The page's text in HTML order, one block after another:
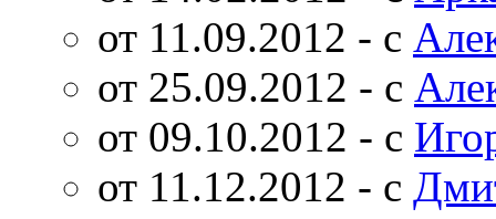
от 11.09.2012 - с
от 25.09.2012 - с
от 09.10.2012 - с
от 11.12.2012 - с